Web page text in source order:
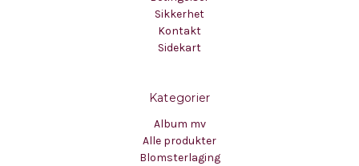
Sikkerhet
Kontakt
Sidekart
Kategorier
Album mv
Alle produkter
Blomsterlaging